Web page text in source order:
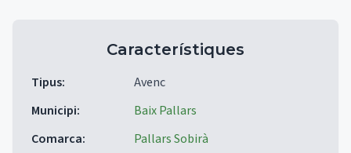
Característiques
Tipus:
Avenc
Municipi:
Baix Pallars
Comarca:
Pallars Sobirà